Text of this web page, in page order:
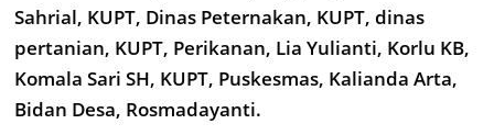
Sahrial, KUPT, Dinas Peternakan, KUPT, dinas
pertanian, KUPT, Perikanan, Lia Yulianti, Korlu KB,
Komala Sari SH, KUPT, Puskesmas, Kalianda Arta,
Bidan Desa, Rosmadayanti.